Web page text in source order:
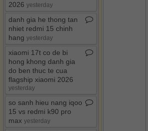
2026 yesterday
danh gia he thong tan
nhiet redmi 15 chinh
hang yesterday
xiaomi 17t co de bi
hong khong danh gia
do ben thuc te cua
flagship xiaomi 2026
yesterday
so sanh hieu nang iqoo
15 vs redmi k90 pro
max yesterday